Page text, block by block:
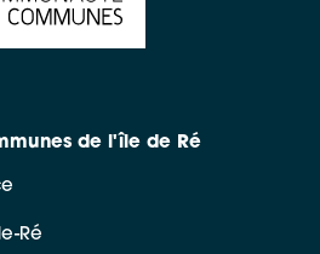
de l'île de Ré
Ré